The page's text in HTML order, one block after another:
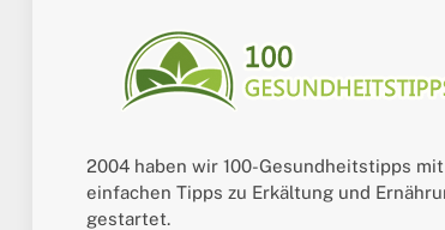
2004 haben wir 100-Gesundheitstipps mit
einfachen Tipps zu Erkältung und
gestartet.